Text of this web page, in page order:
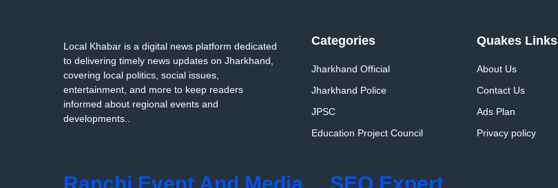
Local Khabar is a digital news platform dedicated
to delivering timely news updates on Jharkhand,
covering local politics, social issues,
entertainment, and more to keep readers
informed about regional events and
developments..
Categories
Jharkhand Official
Jharkhand Police
JPSC
Education Project Council
Quakes Links
About Us
Contact Us
Ads Plan
Privacy policy